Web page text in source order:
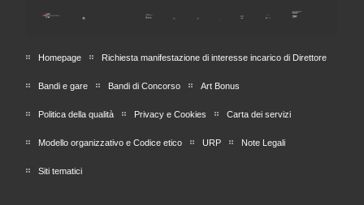
Homepage Richiesta manifestazione di interesse incarico di Direttore
Bandi e gare Bandi di Concorso Art Bonus
Politica della qualità Privacy e Cookies Carta dei servizi
Modello organizzativo e Codice etico URP Note Legali
Siti tematici